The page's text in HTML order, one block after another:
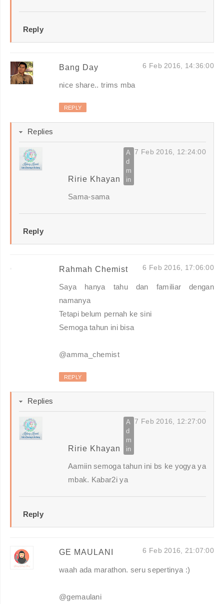
Reply
Bang Day 6 Feb 2016, 14:36:00
nice share.. trims mba
REPLY
Replies
Ririe Khayan
7 Feb 2016, 12:24:00
Sama-sama
Reply
Rahmah Chemist 6 Feb 2016, 17:06:00
Saya hanya tahu dan familiar dengan
namanya
Tetapi belum pernah ke sini
Semoga tahun ini bisa
@amma_chemist
REPLY
Replies
Ririe Khayan
7 Feb 2016, 12:27:00
Aamiin semoga tahun ini bs ke yogya ya
mbak. Kabar2i ya
Reply
GE MAULANI 6 Feb 2016, 21:07:00
waah ada marathon. seru sepertinya :)
@gemaulani